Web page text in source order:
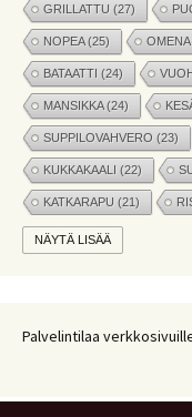
GRILLATTU (27)
NOPEA(25) OMENA
BATAATTI (24)
MANSIKKA(24)
SUPPILOVAHVERO (23)
KUKKAKAALI (22)
KATKARAPU (21)
MARJAT(19)
JÄLKIRUOKA (17)
NÄYTÄ LISÄÄ
Palvelintilaa